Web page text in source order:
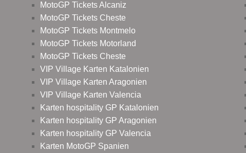
MotoGP Tickets Alcaniz
MotoGP Tickets Cheste
MotoGP Tickets Montmelo
MotoGP Tickets Motorland
MotoGP Tickets Cheste
VIP Village Karten Katalonien
VIP Village Karten Aragonien
VIP Village Karten Valencia
Karten hospitality GP Katalonien
Karten hospitality GP Aragonien
Karten hospitality GP Valencia
Karten MotoGP Spanien